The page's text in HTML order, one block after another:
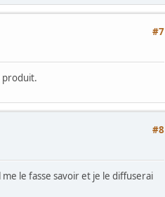
#7
produit.
#8
le fasse savoir et je le diffuserai